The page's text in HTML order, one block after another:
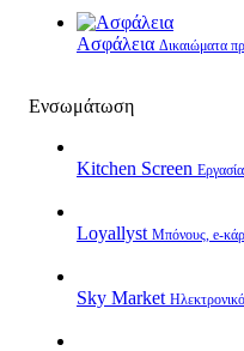
Ασφάλεια Δικαιώματα
Ενσωμάτωση
Kitchen Screen
Loyallyst Μπόνους,
Sky Market